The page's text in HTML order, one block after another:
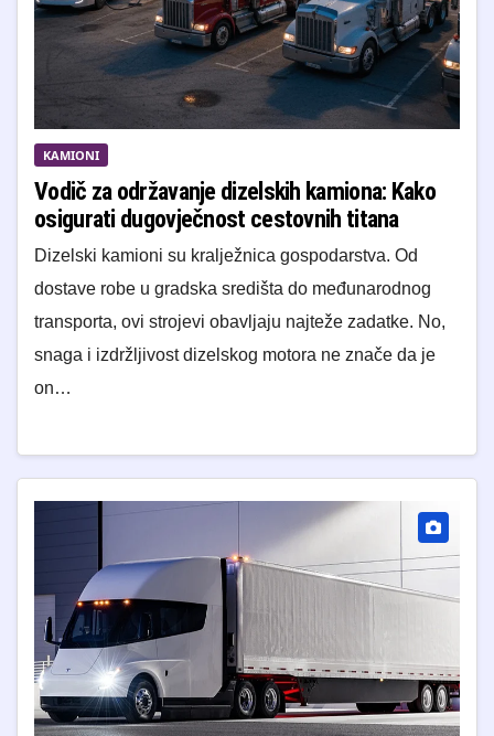
KAMIONI
Vodič za održavanje dizelskih kamiona: Kako
osigurati dugovječnost cestovnih titana
Dizelski kamioni su kralježnica gospodarstva. Od
dostave robe u gradska središta do međunarodnog
transporta, ovi strojevi obavljaju najteže zadatke. No,
snaga i izdržljivost dizelskog motora ne znače da je
on…